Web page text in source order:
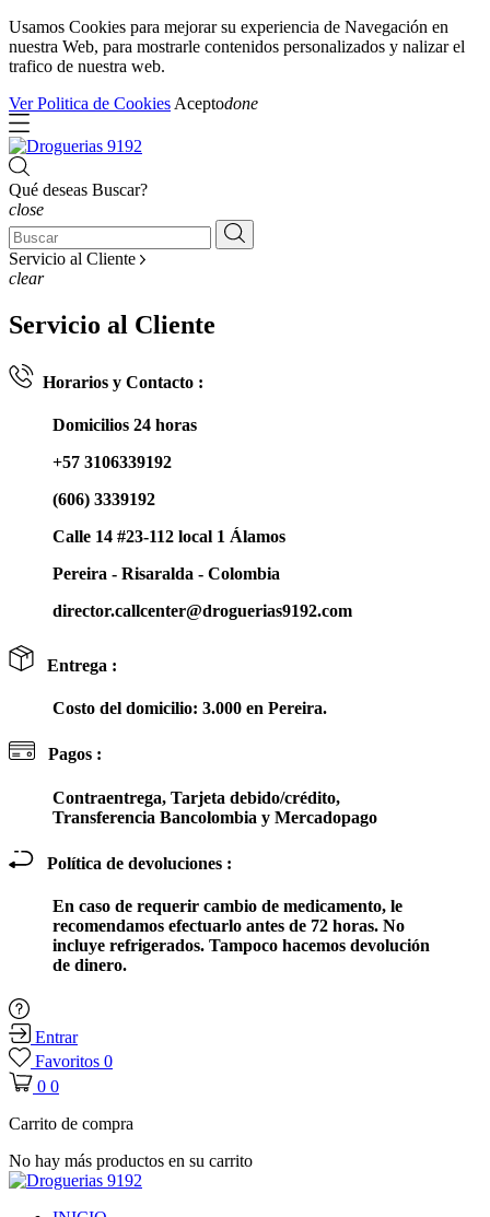
Usamos Cookies para mejorar su experiencia de Navegación en
nuestra Web, para mostrarle contenidos personalizados y nalizar el
trafico de nuestra web.
Ver Politica de Cookies Aceptodone
Qué deseas Buscar?
close
Servicio al Cliente
clear
Servicio al Cliente
Horarios y Contacto :
Domicilios 24 horas
+57 3106339192
(606) 3339192
Calle 14 #23-112 local 1 Álamos
Pereira - Risaralda - Colombia
director.callcenter@droguerias9192.com
Entrega :
Costo del domicilio: 3.000 en Pereira.
Pagos :
Contraentrega, Tarjeta debido/crédito,
Transferencia Bancolombia y Mercadopago
Política de devoluciones :
En caso de requerir cambio de medicamento, le
recomendamos efectuarlo antes de 72 horas. No
incluye refrigerados. Tampoco hacemos devolución
de dinero.
Entrar
Favoritos 0
0 0
Carrito de compra
No hay más productos en su carrito